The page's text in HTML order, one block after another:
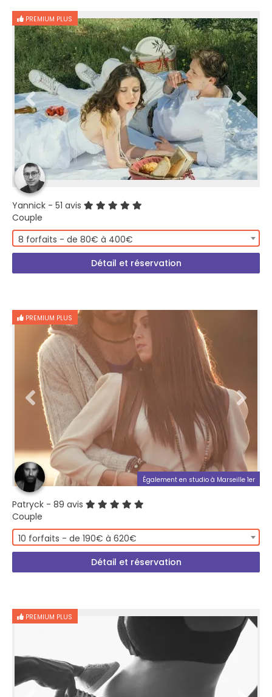
PREMIUM PLUS
Yannick - 51 avis
Couple
8 forfaits - de 80€ à 400€
Détail et réservation
PREMIUM PLUS
Également en studio à Marseille 1er
Patryck - 89 avis
Couple
10 forfaits - de 190€ à 620€
Détail et réservation
PREMIUM PLUS